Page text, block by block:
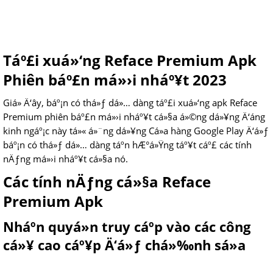
Táº£i xuá»‘ng Reface Premium Apk
Phiên báº£n má»›i nháº¥t 2023
Giá» Ä‘ây, báº¡n có thá»ƒ dá»… dàng táº£i xuá»‘ng apk Reface
Premium phiên báº£n má»›i nháº¥t cá»§a á»©ng dá»¥ng Ä‘áng
kinh ngáº¡c này tá»« á»¨ng dá»¥ng Cá»­a hàng Google Play Ä‘á»ƒ
báº¡n có thá»ƒ dá»… dàng táº­n hÆ°á»Ÿng táº¥t cáº£ các tính
nÄƒng má»›i nháº¥t cá»§a nó.
Các tính nÄƒng cá»§a Reface
Premium Apk
Nháº­n quyá»n truy cáº­p vào các công
cá»¥ cao cáº¥p Ä‘á»ƒ chá»‰nh sá»­a